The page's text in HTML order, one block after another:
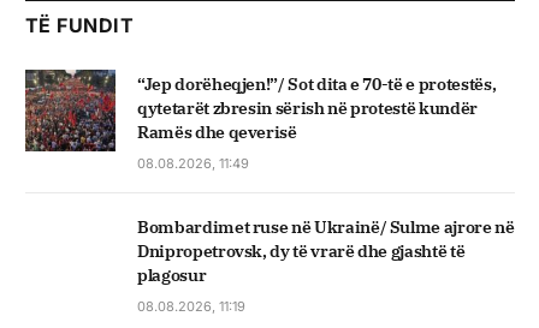
TË FUNDIT
“Jep dorëheqjen!”/ Sot dita e 70-të e protestës,
qytetarët zbresin sërish në protestë kundër
Ramës dhe qeverisë
08.08.2026, 11:49
Bombardimet ruse në Ukrainë/ Sulme ajrore në
Dnipropetrovsk, dy të vrarë dhe gjashtë të
plagosur
08.08.2026, 11:19